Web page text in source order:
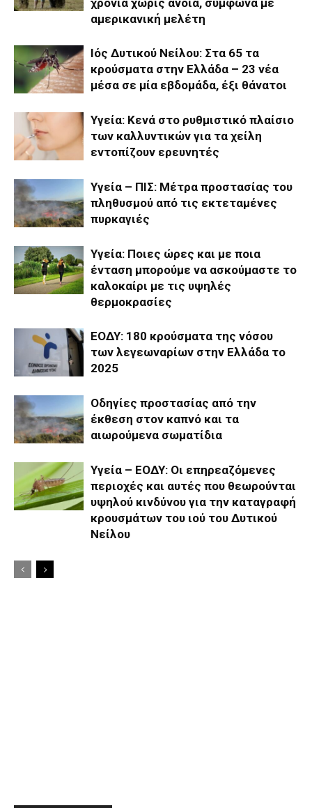
χρόνια χωρίς άνοια, σύμφωνα με
αμερικανική μελέτη
Ιός Δυτικού Νείλου: Στα 65 τα
κρούσματα στην Ελλάδα – 23 νέα
μέσα σε μία εβδομάδα, έξι θάνατοι
Υγεία: Κενά στο ρυθμιστικό πλαίσιο
των καλλυντικών για τα χείλη
εντοπίζουν ερευνητές
Υγεία – ΠΙΣ: Μέτρα προστασίας του
πληθυσμού από τις εκτεταμένες
πυρκαγιές
Υγεία: Ποιες ώρες και με ποια
ένταση μπορούμε να ασκούμαστε το
καλοκαίρι με τις υψηλές
θερμοκρασίες
ΕΟΔΥ: 180 κρούσματα της νόσου
των λεγεωναρίων στην Ελλάδα το
2025
Οδηγίες προστασίας από την
έκθεση στον καπνό και τα
αιωρούμενα σωματίδια
Υγεία – ΕΟΔΥ: Οι επηρεαζόμενες
περιοχές και αυτές που θεωρούνται
υψηλού κινδύνου για την καταγραφή
κρουσμάτων του ιού του Δυτικού
Νείλου